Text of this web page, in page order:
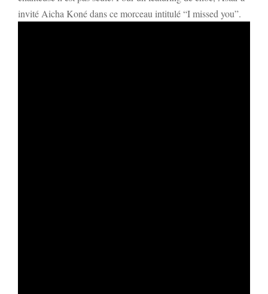
invité Aicha Koné dans ce morceau intitulé “I missed you”.